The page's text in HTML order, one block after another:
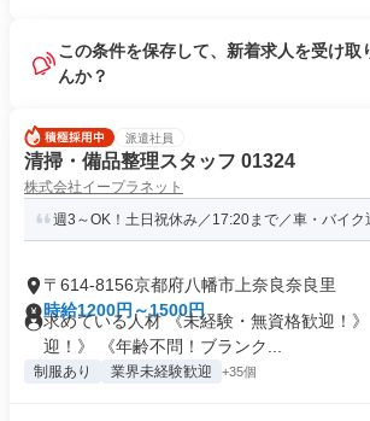
この条件を保存して、新着求人を受け取
んか？
派遣社員
清掃・備品整理スタッフ 01324
株式会社イープラネット
週3～OK！土日祝休み／17:20まで／車・バイク
〒614-8156京都府八幡市上奈良奈良里
時給1200円～1500円
求めている人材 《未経験・無資格歓迎！
迎！》 《年齢不問！ブランク...
制服あり 業界未経験歓迎 +35個